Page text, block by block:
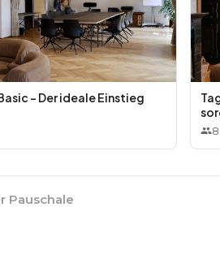
– Der ideale Einstieg
8
Pauschale